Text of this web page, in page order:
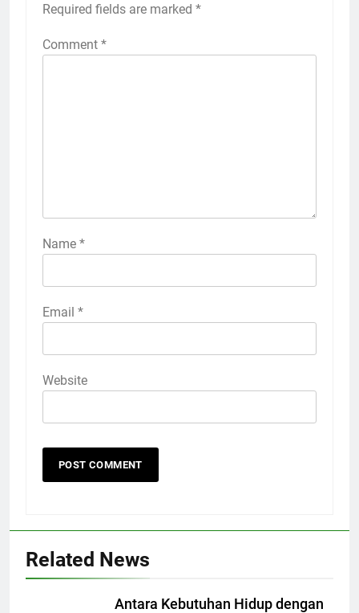
Required fields are marked *
Comment *
Name *
Email *
Website
Related News
Antara Kebutuhan Hidup dengan